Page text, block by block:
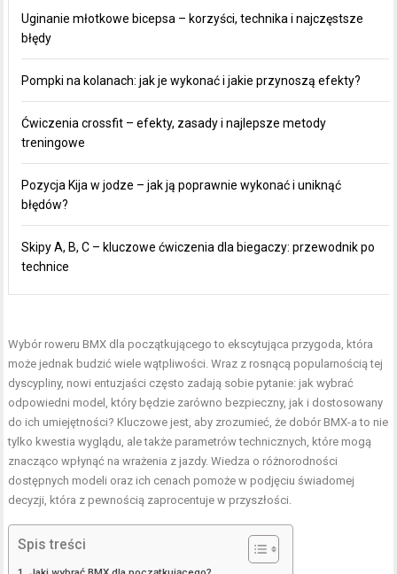
Uginanie młotkowe bicepsa – korzyści, technika i najczęstsze
błędy
Pompki na kolanach: jak je wykonać i jakie przynoszą efekty?
Ćwiczenia crossfit – efekty, zasady i najlepsze metody
treningowe
Pozycja Kija w jodze – jak ją poprawnie wykonać i uniknąć
błędów?
Skipy A, B, C – kluczowe ćwiczenia dla biegaczy: przewodnik po
technice
Wybór roweru BMX dla początkującego to ekscytująca przygoda, która
może jednak budzić wiele wątpliwości. Wraz z rosnącą popularnością tej
dyscypliny, nowi entuzjaści często zadają sobie pytanie: jak wybrać
odpowiedni model, który będzie zarówno bezpieczny, jak i dostosowany
do ich umiejętności? Kluczowe jest, aby zrozumieć, że dobór BMX-a to nie
tylko kwestia wyglądu, ale także parametrów technicznych, które mogą
znacząco wpłynąć na wrażenia z jazdy. Wiedza o różnorodności
dostępnych modeli oraz ich cenach pomoże w podjęciu świadomej
decyzji, która z pewnością zaprocentuje w przyszłości.
Spis treści